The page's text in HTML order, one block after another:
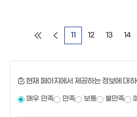
11 12 13 14
현재 페이지에서 제공하는 정보에 대
매우 만족 만족 보통 불만족